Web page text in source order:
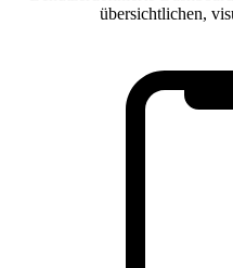
übersichtlichen,